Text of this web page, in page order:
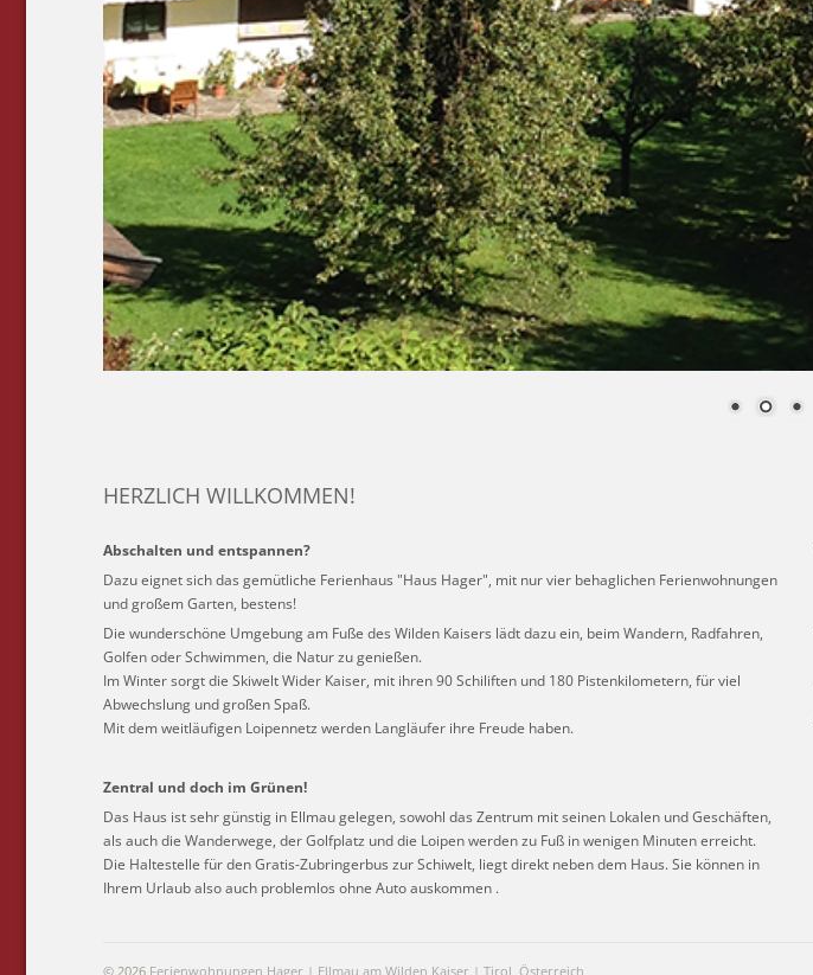
HERZLICH WILLKOMMEN!
Abschalten und entspannen?
Dazu eignet sich das gemütliche Ferienhaus "Haus Hager", mit nur vier behaglichen Ferienwohnungen
und großem Garten, bestens!
Die wunderschöne Umgebung am Fuße des Wilden Kaisers lädt dazu ein, beim Wandern, Radfahren,
Golfen oder Schwimmen, die Natur zu genießen.
Im Winter sorgt die Skiwelt Wider Kaiser, mit ihren 90 Schiliften und 180 Pistenkilometern, für viel
Abwechslung und großen Spaß.
Mit dem weitläufigen Loipennetz werden Langläufer ihre Freude haben.
Zentral und doch im Grünen!
Das Haus ist sehr günstig in Ellmau gelegen, sowohl das Zentrum mit seinen Lokalen und Geschäften,
als auch die Wanderwege, der Golfplatz und die Loipen werden zu Fuß in wenigen Minuten erreicht.
Die Haltestelle für den Gratis-Zubringerbus zur Schiwelt, liegt direkt neben dem Haus. Sie können in
Ihrem Urlaub also auch problemlos ohne Auto auskommen .
© 2026 Ferienwohnungen Hager | Ellmau am Wilden Kaiser | Tirol, Österreich